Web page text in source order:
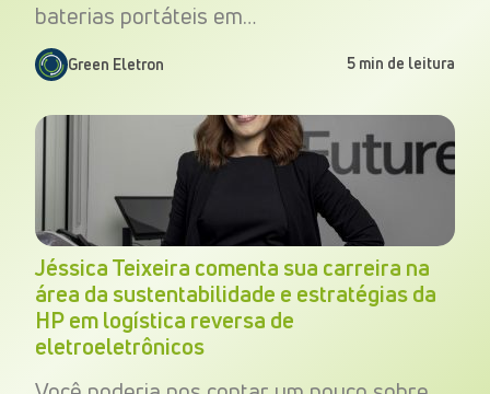
baterias portáteis em…
Green Eletron 5 min de leitura
Jéssica Teixeira comenta sua carreira na
área da sustentabilidade e estratégias da
HP em logística reversa de
eletroeletrônicos